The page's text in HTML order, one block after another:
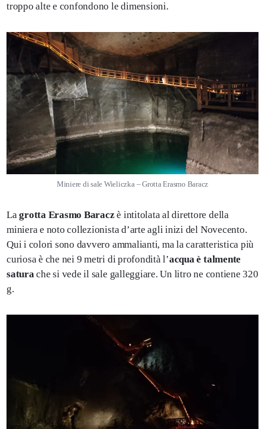
troppo alte e confondono le dimensioni.
Miniere di sale Wieliczka – Grotta Erasmo Baracz
Lagrotta Erasmo Baraczè intitolata al direttore della
miniera e noto collezionista d’arte agli inizi del Novecento.
Qui i colori sono davvero ammalianti, ma la caratteristica più
curiosa è che nei 9 metri di profondità l’acqua è talmente
saturache si vede il sale galleggiare. Un litro ne contiene 320
g.